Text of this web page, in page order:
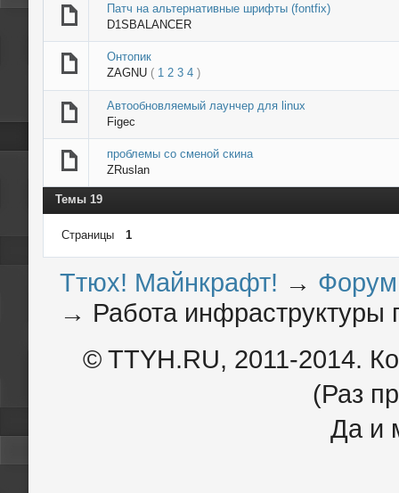
Патч на альтернативные шрифты (fontfix)
D1SBALANCER
Онтопик
ZAGNU ( 1 2 3 4 )
Автообновляемый лаунчер для linux
Figec
проблемы со сменой скина
ZRuslan
Темы 19
Страницы 1
Ттюх! Майнкрафт! → Форум
→ Работа инфраструктуры
© TTYH.RU, 2011-2014.
(Раз
Да и